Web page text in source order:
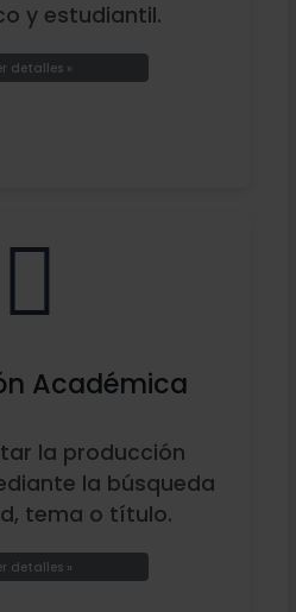
y estudiantil.
detalles »
Académica
la producción
la búsqueda
tema o título.
detalles »